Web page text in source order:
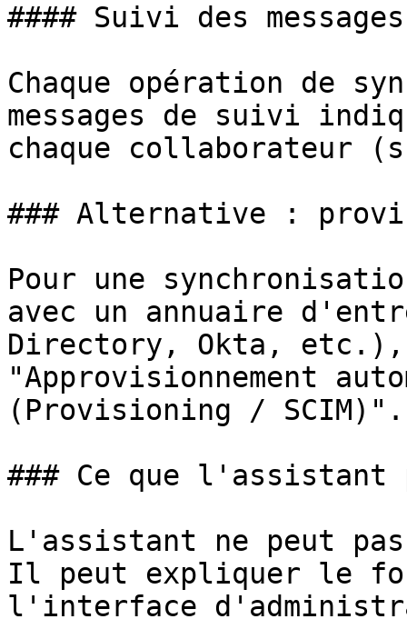
#### Suivi des messages
Chaque opération de
messages de suivi
chaque collaborateur
### Alternative :
Pour une
avec un annuaire
Directory, Okta,
"Approvisionnement
(Provisioning / SCIM)".
### Ce que
L'assistant ne peut
Il peut expliquer le
l'interface